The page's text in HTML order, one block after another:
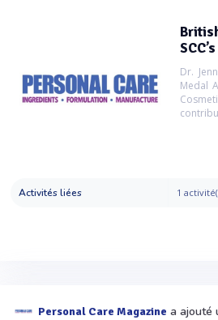
Dr.
Medal
Activités liées 1
Personal Care Magazine a ajouté